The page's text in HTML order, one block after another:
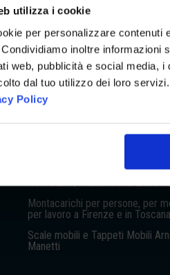
utilizza i cookie
per personalizzare contenuti
inoltre
web, pubblicità e social media,
dal tuo utilizzo dei loro servizi.
Policy
di più sulle eccellenze dei
Home Lift / Piattaforme
Montacarichi per persone, per
per lavoro a Firenze e in Toscana
Scale mobili e Tappeti Mobili
Manetti